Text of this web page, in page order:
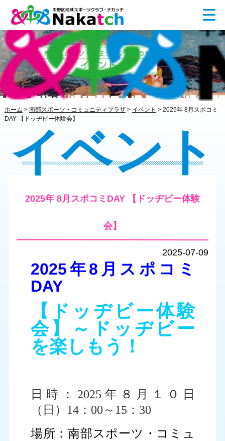
ホーム > 南部スポーツ・コミュニティプラザ> イベント > 2025年 8月スポコミ
DAY 【ドッヂビー体験会】
イベント
2025年 8月スポコミDAY 【ドッヂビー体験
会】
2025-07-09
2025年8月スポコミ
DAY
【ドッヂビー体験
会】～ドッヂビー
を楽しもう！
日時：2025年８ 月１０日
（日）14：00～15：30
場所：南部スポーツ・コミュ